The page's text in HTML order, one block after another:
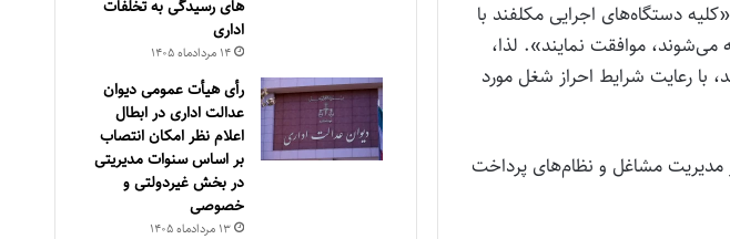
مورخ ۱۰/۸/۱۳۷۸ هیأت محترم وزیران، «کلیه دستگاه‌های اجرایی مکلفند با
موافقت نمایند». لذا،
با رعایت شرایط احراز شغل مورد
مشاغل و نظام‌های پرداخت
های رسیدگی به تخلفات
اداری
۱۴ مرداد‌ماه ۱۴۰۵
رأی هیأت عمومی دیوان
عدالت اداری در ابطال
اعلام نظر امکان انتصاب
بر اساس سنوات مدیریتی
در بخش غیردولتی و
خصوصی
۱۳ مرداد‌ماه ۱۴۰۵